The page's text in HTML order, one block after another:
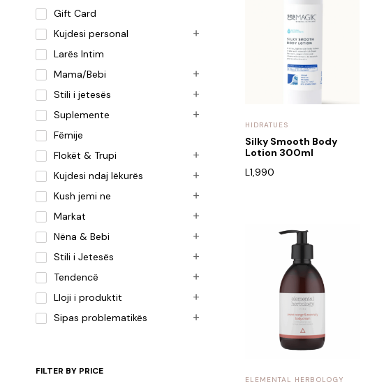
Gift Card
Kujdesi personal
Larës Intim
Mama/Bebi
Stili i jetesës
Suplemente
Fëmije
Flokët & Trupi
Kujdesi ndaj lëkurës
Kush jemi ne
Markat
Nëna & Bebi
Stili i Jetesës
Tendencë
Lloji i produktit
Sipas problematikës
FILTER BY PRICE
HIDRATUES
Silky Smooth Body
Lotion 300ml
L1,990
ELEMENTAL HERBOLOGY